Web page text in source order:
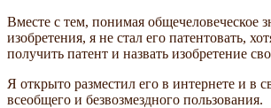
Вместе с тем, понимая общечеловеческое
изобретения, я не стал его патентовать,
получить патент и назвать изобретение
Я открыто разместил его в интернете и в
всеобщего и безвозмездного пользования.